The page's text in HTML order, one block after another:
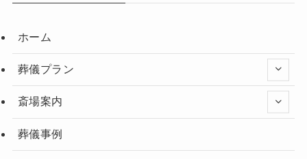
ホーム
葬儀プラン
斎場案内
葬儀事例